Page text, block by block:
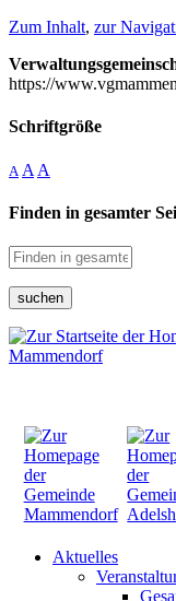
Zum Inhalt, zur
https://
Schriftgröße
A A A
Finden in gesamter
suchen
Aktuelles